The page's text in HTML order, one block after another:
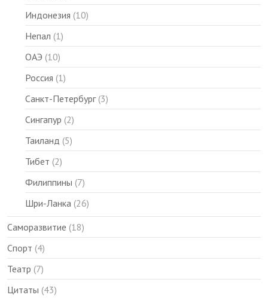
Индонезия (10)
Непал (1)
ОАЭ (10)
Россия (1)
Санкт-Петербург(3)
Сингапур (2)
Таиланд (5)
Тибет (2)
Филиппины (7)
Шри-Ланка (26)
Саморазвитие (18)
Спорт (4)
Театр (7)
Цитаты (43)